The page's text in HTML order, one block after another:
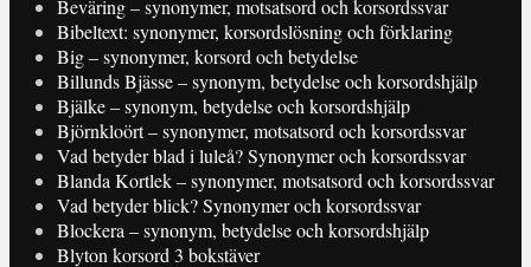
Beväring – synonymer, motsatsord och korsordssvar
Bibeltext: synonymer, korsordslösning och förklaring
Big – synonymer, korsord och betydelse
Billunds Bjässe – synonym, betydelse och korsordshjälp
Bjälke – synonym, betydelse och korsordshjälp
Björnkloört – synonymer, motsatsord och korsordssvar
Vad betyder blad i luleå? Synonymer och korsordssvar
Blanda Kortlek – synonymer, motsatsord och korsordssvar
Vad betyder blick? Synonymer och korsordssvar
Blockera – synonym, betydelse och korsordshjälp
Blyton korsord 3 bokstäver